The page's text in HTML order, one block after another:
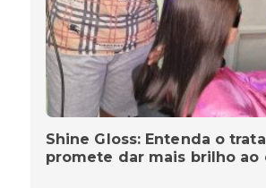
Shine Gloss: Entenda o
promete dar mais brilho ao